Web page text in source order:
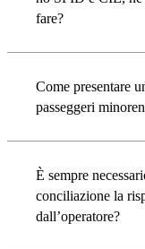
fare?
Come presentare
passeggeri
È sempre
conciliazione la
dall’operatore?